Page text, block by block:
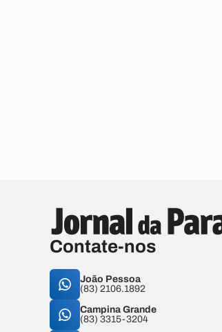
Contate-nos
João Pessoa
(83) 2106.1892
Campina Grande
(83) 3315-3204